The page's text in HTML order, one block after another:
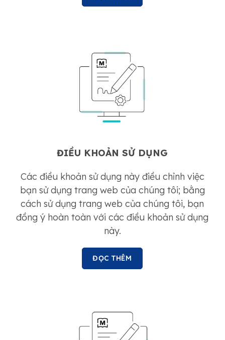
ĐIỀU KHOẢN SỬ DỤNG
Các điều khoản sử dụng này điều chỉnh việc
bạn sử dụng trang web của chúng tôi; bằng
cách sử dụng trang web của chúng tôi, bạn
đồng ý hoàn toàn với các điều khoản sử dụng
này.
ĐỌC THÊM